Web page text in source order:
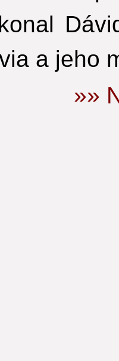
a jeho
»»